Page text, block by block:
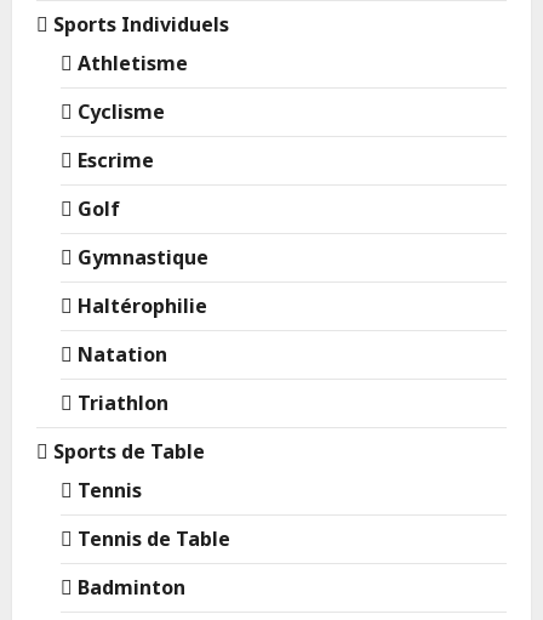
Sports Individuels
Athletisme
Cyclisme
Escrime
Golf
Gymnastique
Haltérophilie
Natation
Triathlon
Sports de Table
Tennis
Tennis de Table
Badminton